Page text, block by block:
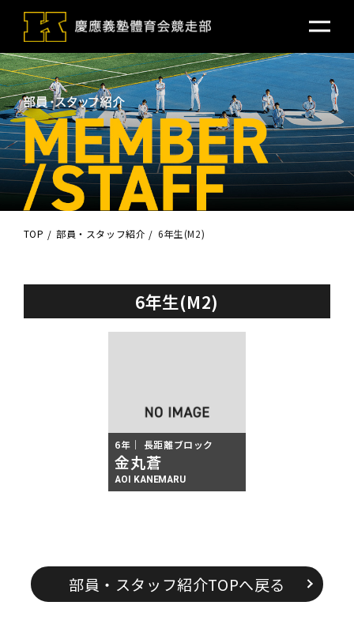
TOP 部員・スタッフ紹介 6年生(M2)
6年生(M2)
6年 長距離ブロック
金丸蒼
AOI KANEMARU
部員・スタッフ紹介TOPへ戻る